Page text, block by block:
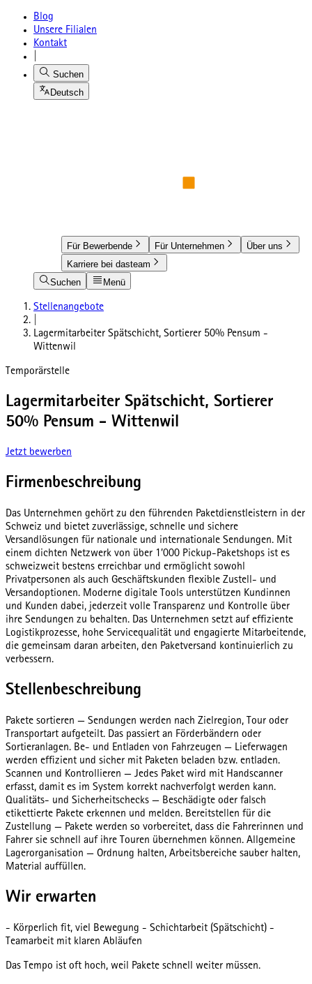
Blog
Unsere Filialen
Kontakt
Suchen
Deutsch
Für Bewerbende Für Unternehmen
Über uns
Karriere bei dasteam
Suchen
Menü
Stellenangebote
Lagermitarbeiter Spätschicht, Sortierer 50% Pensum -
Wittenwil
Temporärstelle
Lagermitarbeiter Spätschicht, Sortierer
50% Pensum - Wittenwil
Jetzt bewerben
Firmenbeschreibung
Das Unternehmen gehört zu den führenden Paketdienstleistern in der
Schweiz und bietet zuverlässige, schnelle und sichere
Versandlösungen für nationale und internationale Sendungen. Mit
einem dichten Netzwerk von über 1’000 Pickup-Paketshops ist es
schweizweit bestens erreichbar und ermöglicht sowohl
Privatpersonen als auch Geschäftskunden flexible Zustell- und
Versandoptionen. Moderne digitale Tools unterstützen Kundinnen
und Kunden dabei, jederzeit volle Transparenz und Kontrolle über
ihre Sendungen zu behalten. Das Unternehmen setzt auf effiziente
Logistikprozesse, hohe Servicequalität und engagierte Mitarbeitende,
die gemeinsam daran arbeiten, den Paketversand kontinuierlich zu
verbessern.
Stellenbeschreibung
Pakete sortieren — Sendungen werden nach Zielregion, Tour oder
Transportart aufgeteilt. Das passiert an Förderbändern oder
Sortieranlagen. Be- und Entladen von Fahrzeugen — Lieferwagen
werden effizient und sicher mit Paketen beladen bzw. entladen.
Scannen und Kontrollieren — Jedes Paket wird mit Handscanner
erfasst, damit es im System korrekt nachverfolgt werden kann.
Qualitäts- und Sicherheitschecks — Beschädigte oder falsch
etikettierte Pakete erkennen und melden. Bereitstellen für die
Zustellung — Pakete werden so vorbereitet, dass die Fahrerinnen und
Fahrer sie schnell auf ihre Touren übernehmen können. Allgemeine
Lagerorganisation — Ordnung halten, Arbeitsbereiche sauber halten,
Material auffüllen.
Wir erwarten
- Körperlich fit, viel Bewegung - Schichtarbeit (Spätschicht) -
Teamarbeit mit klaren Abläufen
Das Tempo ist oft hoch, weil Pakete schnell weiter müssen.